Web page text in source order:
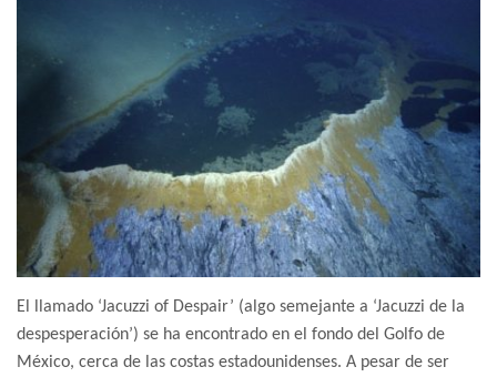
El llamado ‘Jacuzzi of Despair’ (algo semejante a ‘Jacuzzi de la
despesperación’) se ha encontrado en el fondo del Golfo de
México, cerca de las costas estadounidenses. A pesar de ser